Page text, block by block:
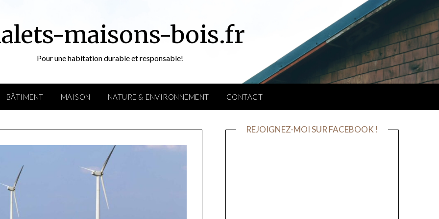
maisons-bois.fr
Pour une habitation durable et responsable!
BÂTIMENT MAISON NATURE & ENVIRONNEMENT CONTACT
REJOIGNEZ-MOI SUR FACEBOOK !